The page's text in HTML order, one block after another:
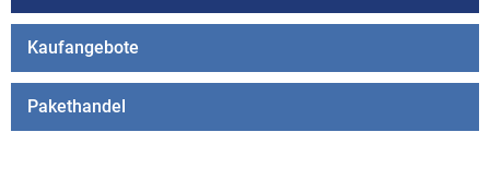
Kaufangebote
Pakethandel